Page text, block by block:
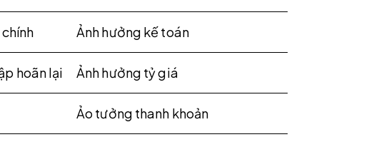
Ảnh hưởng kế toán
hoãn lại Ảnh hưởng tỷ giá
Ảo tưởng thanh khoản